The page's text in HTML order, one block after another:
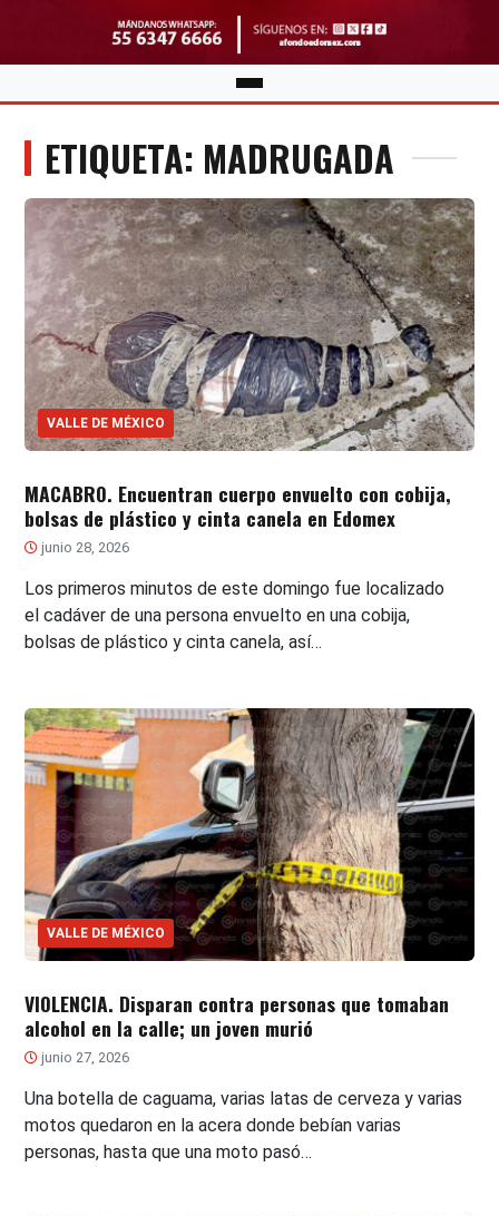
ETIQUETA: MADRUGADA
VALLE DE MÉXICO
MACABRO. Encuentran cuerpo envuelto con cobija,
bolsas de plástico y cinta canela en Edomex
junio 28, 2026
Los primeros minutos de este domingo fue localizado
el cadáver de una persona envuelto en una cobija,
bolsas de plástico y cinta canela, así…
VALLE DE MÉXICO
VIOLENCIA. Disparan contra personas que tomaban
alcohol en la calle; un joven murió
junio 27, 2026
Una botella de caguama, varias latas de cerveza y varias
motos quedaron en la acera donde bebían varias
personas, hasta que una moto pasó…